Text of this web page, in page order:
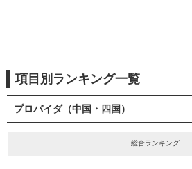
項目別ランキング一覧
プロバイダ（中国・四国）
総合ランキング